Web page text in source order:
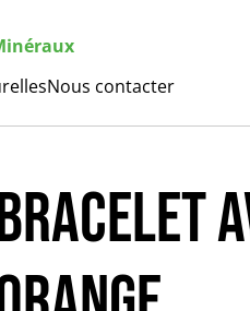
Nous contacter